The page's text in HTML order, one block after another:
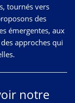
tournés vers
des
émergentes, aux
approches qui
notre